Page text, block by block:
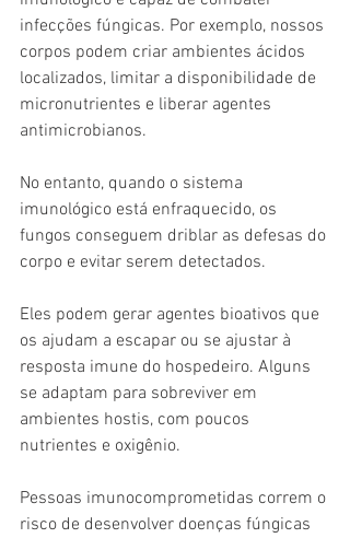
infecções fúngicas. Por exemplo, nossos
corpos podem criar ambientes ácidos
localizados, limitar a disponibilidade de
micronutrientes e liberar agentes
antimicrobianos.
No entanto, quando o sistema
imunológico está enfraquecido, os
fungos conseguem driblar as defesas do
corpo e evitar serem detectados.
Eles podem gerar agentes bioativos que
os ajudam a escapar ou se ajustar à
resposta imune do hospedeiro. Alguns
se adaptam para sobreviver em
ambientes hostis, com poucos
nutrientes e oxigênio.
Pessoas imunocomprometidas correm o
risco de desenvolver doenças fúngicas